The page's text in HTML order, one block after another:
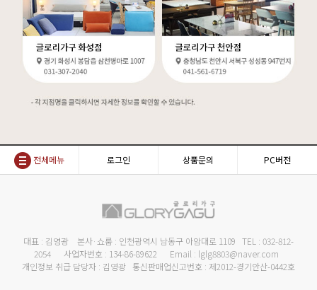
전체메뉴 로그인 상품문의 PC버전
대표 : 김영광 본사·쇼룸 : 인천광역시 남동구 아암대로 1109 TEL : 032-812-
2054 사업자번호 : 134-86-89622 Email : lglg8803@naver.com
개인정보 취급 담당자 : 김영광 통신판매업신고번호 : 제2012-경기안산-0442호